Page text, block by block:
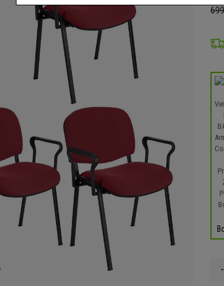
-